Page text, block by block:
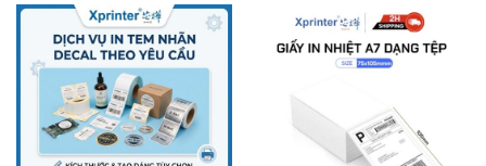
bóc dán trực tiếp, bám dính cực chắc trên mọi bề mặt
thùng carton, túi nilon.
Tương thích hoàn hảo:
kích thước (100x150mm, 58mm, 80mm…) đáp ứng 100%
tiêu chuẩn của Shopee, TikTok Shop, GHTK, Viettel Post và